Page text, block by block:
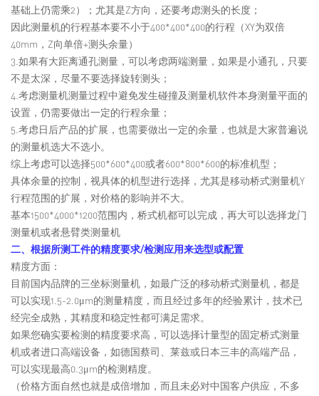
基础上仍需乘2）；尤其是Z方向，还要考虑测头的长度；
因此测量机的行程基本要不小于400*400*400的行程（XY为双倍
40mm，Z向单倍+测头余量）
3.如果有大距离通孔测量，可以考虑两端测量，如果是小通孔，只要
不是太深，尽量不要选择旋转测头；
4.考虑测量机测量过程中避免发生碰撞及测量机软件本身测量平面的
设置，仍需要做出一定的行程余量；
5.考虑日后产品的扩展，也需要做出一定的余量，也就是大家普遍说
的测量机选大不选小。
综上考虑可以选择500*600*400或者600*800*600的标准机型；
具体余量的控制，视具体的机型进行选择，尤其是移动桥式测量机Y
行程范围的扩展，对价格的影响并不大。
基本1500*4000*1200范围内，桥式机都可以完成，再大可以选择龙门
测量机或者悬臂类测量机
二、根据所测工件的精度要求/检测应用来选型或配置
精度方面：
目前国内品牌的三坐标测量机，如最广泛的移动桥式测量机，都是
可以实现1.5-2.0μm的测量精度，而且经过多年的经验累计，技术已
经完全成熟，其精度和稳定性都可满足需求。
如果您确实要检测的精度要求高，可以选择计量型的固定桥式测量
机或者进口高端设备，如德国蔡司、莱兹或日本三丰的高端产品，
可以实现最高0.3μm的检测精度。
（价格方面自然也就是成倍增加，而且未必对中国客户供应，不多